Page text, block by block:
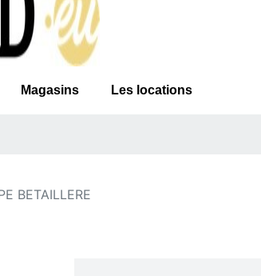
Magasins Les locations
BETAILLERE